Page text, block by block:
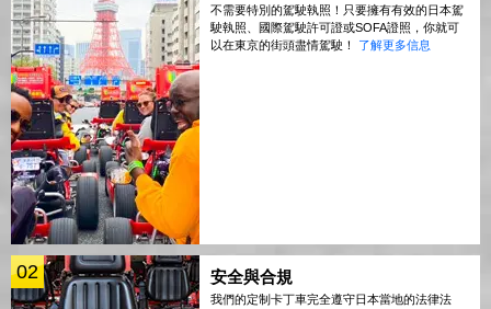
不需要特別的駕駛執照！只要擁有有效的日本駕
駛執照、國際駕駛許可證或SOFA證照，你就可
以在東京的街頭盡情駕駛！ 了解更多信息
02 安全與合規
我們的定制卡丁車完全遵守日本當地的法律法